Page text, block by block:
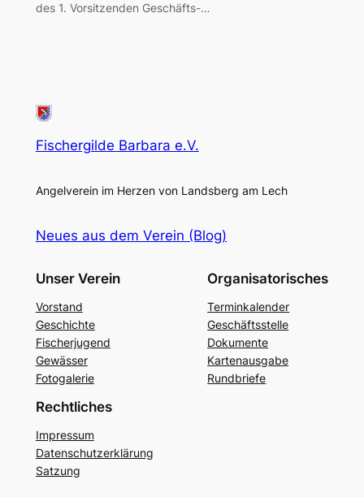
des 1. Vorsitzenden Geschäfts-…
Fischergilde Barbara e.V.
Angelverein im Herzen von Landsberg am Lech
Neues aus dem Verein (Blog)
Unser Verein
Vorstand
Geschichte
Fischerjugend
Gewässer
Fotogalerie
Organisatorisches
Terminkalender
Geschäftsstelle
Dokumente
Kartenausgabe
Rundbriefe
Rechtliches
Impressum
Datenschutzerklärung
Satzung